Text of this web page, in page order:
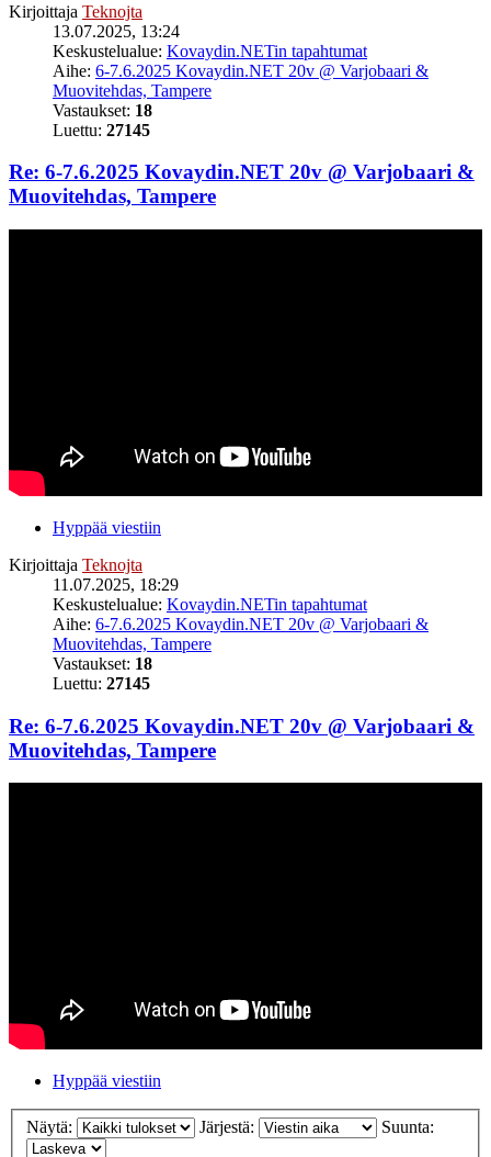
Kirjoittaja Teknojta
13.07.2025, 13:24
Keskustelualue: Kovaydin.NETin tapahtumat
Aihe: 6-7.6.2025 Kovaydin.NET 20v @ Varjobaari &
Muovitehdas, Tampere
Vastaukset: 18
Luettu: 27145
Re: 6-7.6.2025 Kovaydin.NET 20v @ Varjobaari &
Muovitehdas, Tampere
Hyppää viestiin
Kirjoittaja Teknojta
11.07.2025, 18:29
Keskustelualue: Kovaydin.NETin tapahtumat
Aihe: 6-7.6.2025 Kovaydin.NET 20v @ Varjobaari &
Muovitehdas, Tampere
Vastaukset: 18
Luettu: 27145
Re: 6-7.6.2025 Kovaydin.NET 20v @ Varjobaari &
Muovitehdas, Tampere
Hyppää viestiin
Näytä: Järjestä: Suunta: